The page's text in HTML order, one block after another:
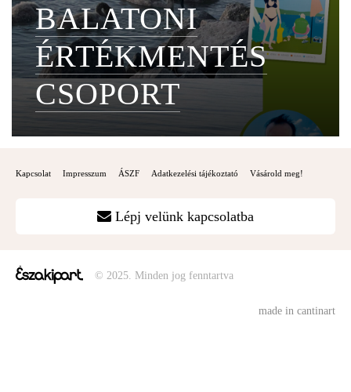
BALATONI
ÉRTÉKMENTÉS
CSOPORT
Kapcsolat Impresszum ÁSZF Adatkezelési tájékoztató Vásárold meg!
Lépj velünk kapcsolatba
© 2025. Minden jog fenntartva
made in cantinart